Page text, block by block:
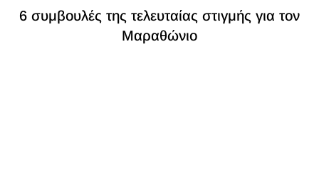
6 συμβουλές της τελευταίας στιγμής για τον
Μαραθώνιο